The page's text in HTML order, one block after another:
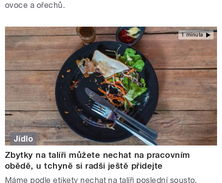
ovoce a ořechů.
1 minuta
Jídlo
Zbytky na talíři můžete nechat na pracovním
obědě, u tchyně si radši ještě přidejte
Máme podle etikety nechat na talíři poslední sousto,